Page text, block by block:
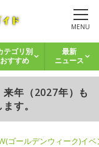
MENU
テゴリ別
おすすめ
最新
ニュース
年（2027年）も
す。
ゴールデンウィーク)イ